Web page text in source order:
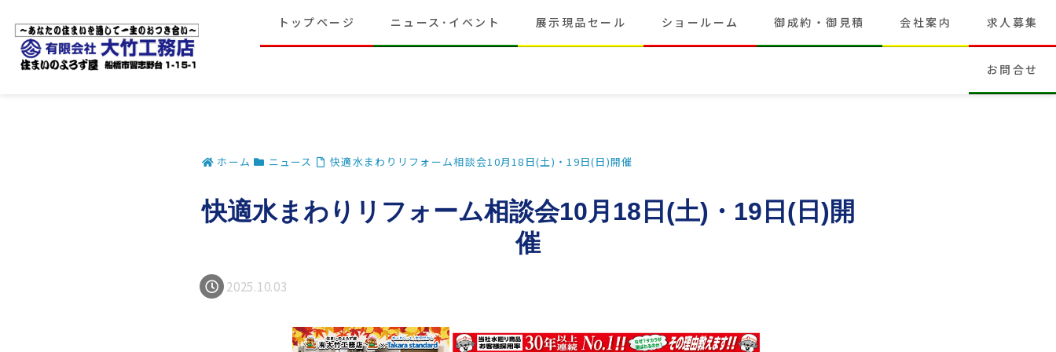
トップページ ニュース･イベント 展示現品セール ショールーム 御成約・御見積 会社案内 求人募集
お問合せ
ホーム ニュース 快適水まわりリフォーム相談会10月18日(土)・19日(日)開催
快適水まわりリフォーム相談会10月18日(土)・19日(日)開
催
2025.10.03